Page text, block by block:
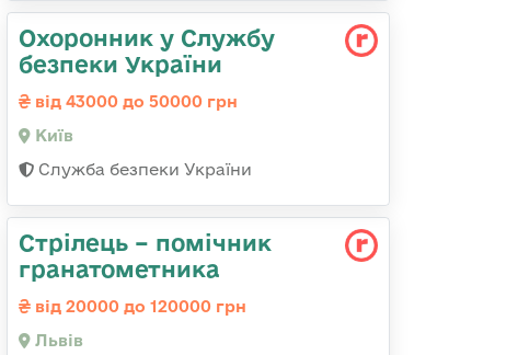
Охоронник у Службу
безпеки України
від 43000 до 50000 грн
Київ
Служба безпеки України
Стрілець – помічник
гранатометника
від 20000 до 120000 грн
Львів